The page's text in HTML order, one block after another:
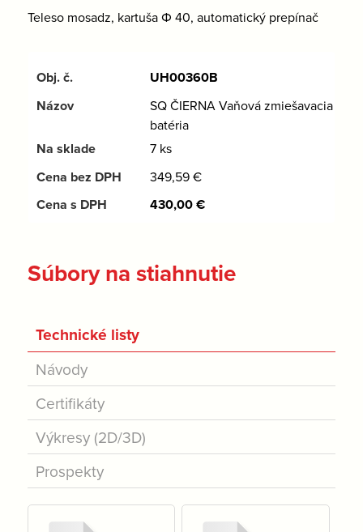
Teleso mosadz, kartuša Φ 40, automatický prepínač
UH00360B
SQ ČIERNA Vaňová zmiešavacia
batéria
7 ks
349,59€
430,00€
Súbory na stiahnutie
Technické listy
Návody
Certifikáty
Výkresy (2D/3D)
Prospekty